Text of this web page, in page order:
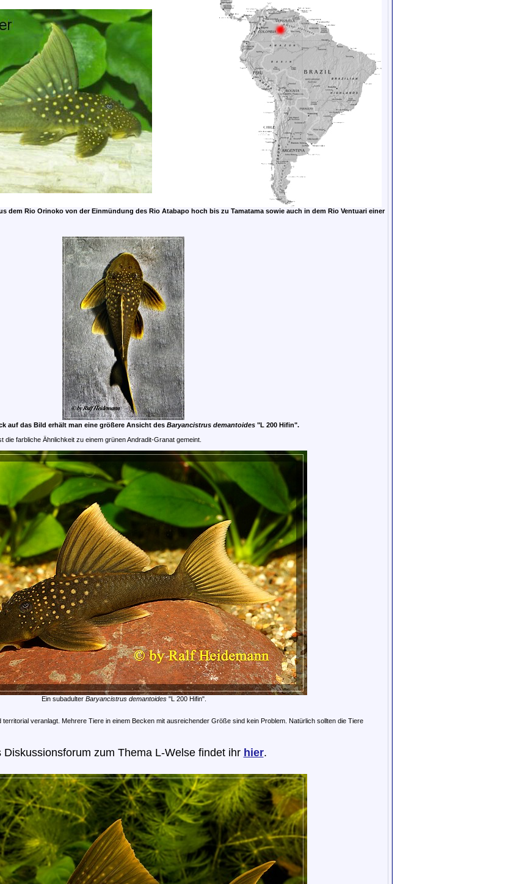
dem Rio Orinoko von der Einmündung des Rio Atabapo hoch bis zu Tamatama sowie auch in dem Rio Ventuari einer
auf das Bild erhält man eine größere Ansicht des Baryancistrus demantoides"L 200 Hifin".
die farbliche Ähnlichkeit zu einem grünen Andradit-Granat gemeint.
Ein subadulter Baryancistrus demantoides "L 200 Hifin".
territorial veranlagt. Mehrere Tiere in einem Becken mit ausreichender Größe sind kein Problem. Natürlich sollten die Tiere
Diskussionsforum zum Thema L-Welse findet ihr hier.